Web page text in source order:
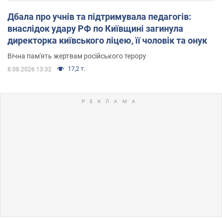
Дбала про учнів та підтримувала педагогів:
внаслідок удару РФ по Київщині загинула
директорка київського ліцею, її чоловік та онук
Вічна пам'ять жертвам російського терору
8.08.2026 13:32 17,2 т.